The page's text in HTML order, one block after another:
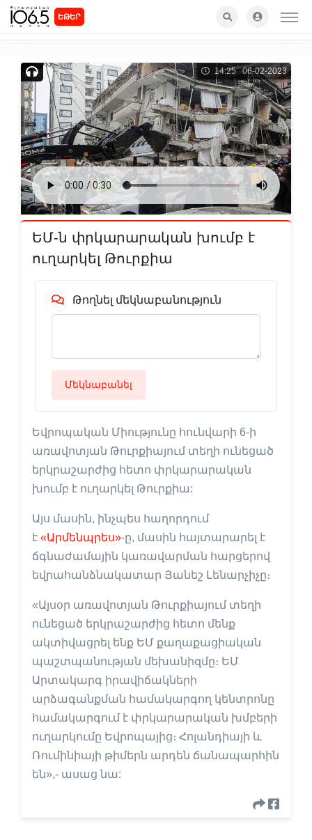
ԵԹԵՐ
14:25 06-02-2023
ԵՄ-ն փրկարարական խումբ է
ուղարկել Թուրքիա
Թողնել մեկնաբանություն
Մեկնաբանել
Եվրոպական Միությունը հունվարի 6-ի
առավոտյան Թուրքիայում տեղի ունեցած
երկրաշարժից հետո փրկարարական
խումբ է ուղարկել Թուրքիա:
Այս մասին, ինչպես հաղորդում
է «Արմենպրես»-ը, մասին հայտարարել է
ճգնաժամային կառավարման հարցերով
եվրահանձնակատար Յանեշ Լենարչիչը։
«Այսօր առավոտյան Թուրքիայում տեղի
ունեցած երկրաշարժից հետո մենք
ակտիվացրել ենք ԵՄ քաղաքացիական
պաշտպանության մեխանիզմը։ ԵՄ
Արտակարգ իրավիճակների
արձագանքման համակարգող կենտրոնը
համակարգում է փրկարարական խմբերի
ուղարկումը Եվրոպայից։ Հոլանդիայի և
Ռումինիայի թիմերն արդեն ճանապարհին
են»,- ասաց նա: